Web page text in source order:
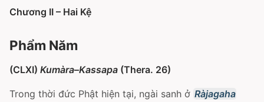
Chương II – Hai Kệ
Phẩm Năm
(CLXI) Kumàra–Kassapa (Thera. 26)
Trong thời đức Phật hiện tại, ngài sanh ở Ràjagaha